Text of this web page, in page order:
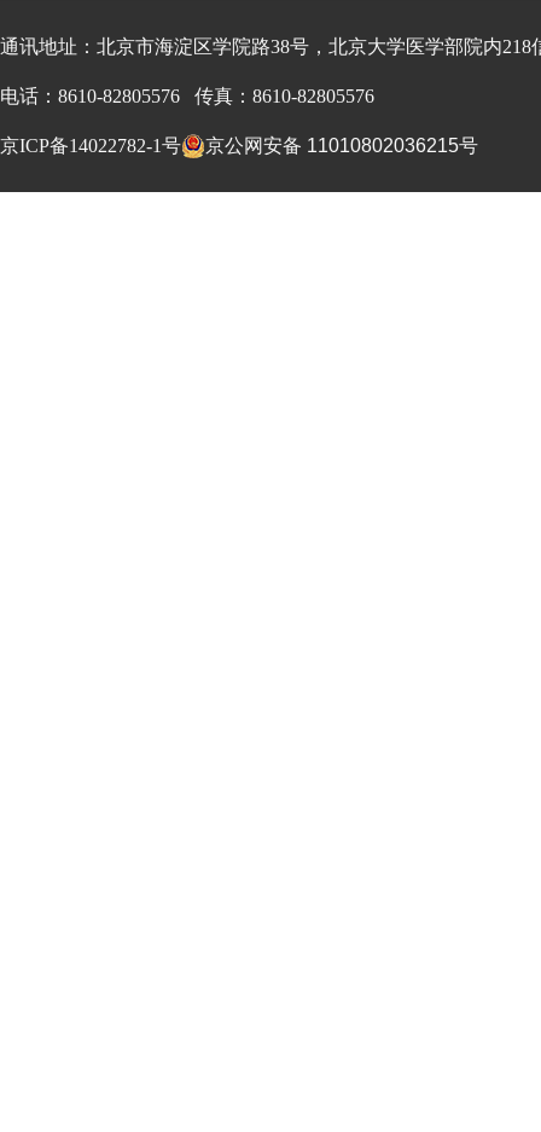
通讯地址：北京市海淀区学院路38号，北京大学医学部院内218
电话：8610-82805576 传真：8610-82805576
京ICP备14022782-1号 京公网安备 11010802036215号